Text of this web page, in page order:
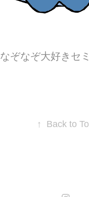
なぞなぞ大好きセ
↑ Back to